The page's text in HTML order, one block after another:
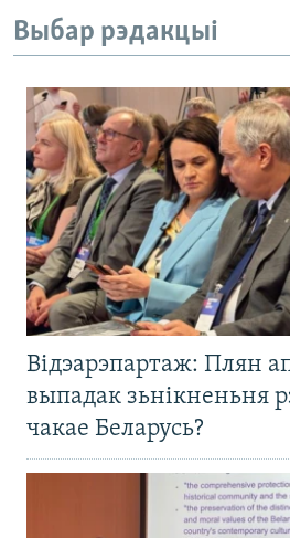
Выбар рэдакцыі
Відэарэпартаж: Плян
выпадак зьнікненьня
чакае Беларусь?